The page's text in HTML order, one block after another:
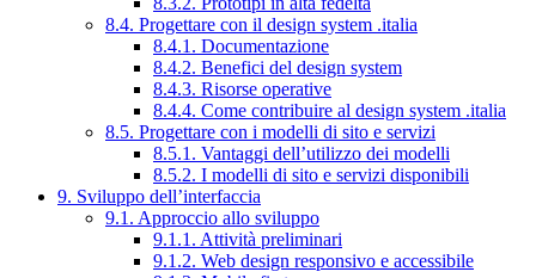
8.4. Progettare con il design system .italia
8.4.1. Documentazione
8.4.2. Benefici del design system
8.4.3. Risorse operative
8.4.4. Come contribuire al design system .italia
8.5. Progettare con i modelli di sito e servizi
8.5.1. Vantaggi dell’utilizzo dei modelli
8.5.2. I modelli di sito e servizi disponibili
9. Sviluppo dell’interfaccia
9.1. Approccio allo sviluppo
9.1.1. Attività preliminari
9.1.2. Web design responsivo e accessibile